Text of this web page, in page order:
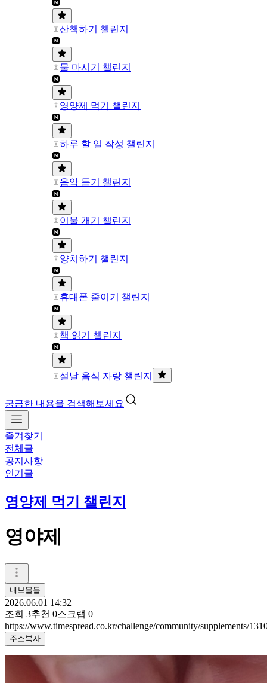
산책하기 챌린지
물 마시기 챌린지
영양제 먹기 챌린지
하루 할 일 작성 챌린지
음악 듣기 챌린지
이불 개기 챌린지
양치하기 챌린지
휴대폰 줄이기 챌린지
책 읽기 챌린지
설날 음식 자랑 챌린지
궁금한 내용을 검색해보세요
즐겨찾기
전체글
공지사항
인기글
영양제 먹기 챌린지
영야제
내보물들
2026.06.01 14:32
조회 3추천 0스크랩 0
https://www.timespread.co.kr/challenge/community/supplements/
주소복사